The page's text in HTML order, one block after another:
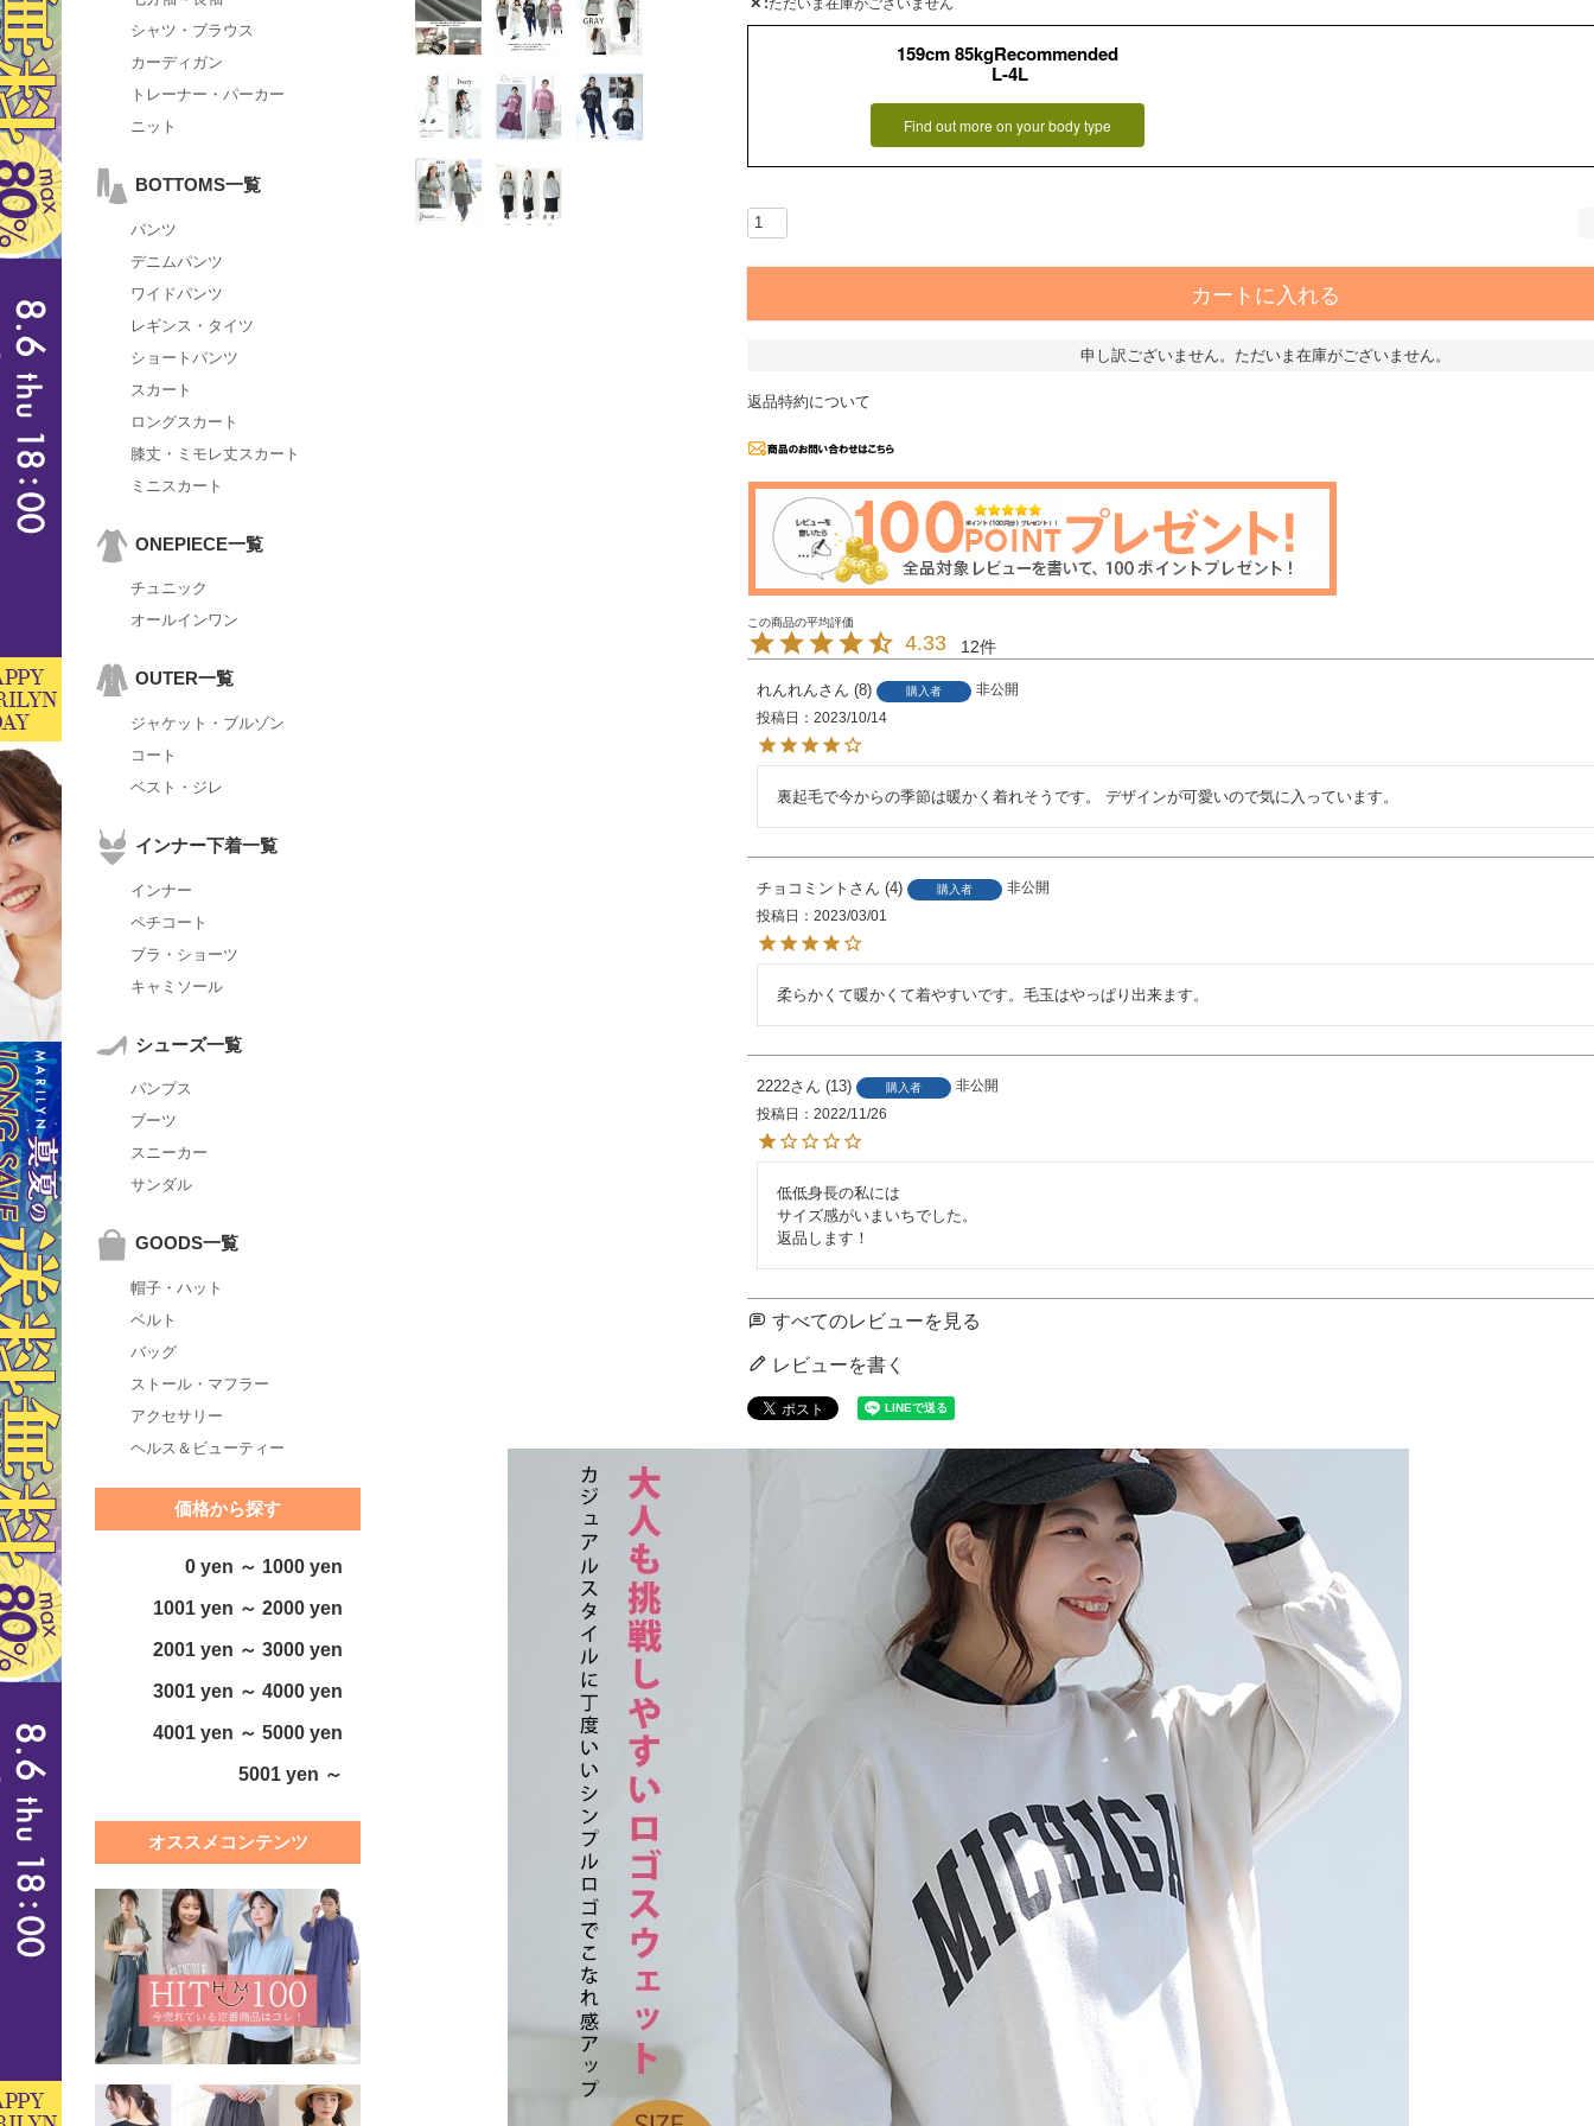
シャツ・ブラウス
カーディガン
トレーナー・パーカー
ニット
BOTTOMS一覧
パンツ
デニムパンツ
ワイドパンツ
レギンス・タイツ
ショートパンツ
スカート
ロングスカート
膝丈・ミモレ丈スカート
ミニスカート
ONEPIECE一覧
チュニック
オールインワン
OUTER一覧
ジャケット・ブルゾン
コート
ベスト・ジレ
インナー下着一覧
インナー
ペチコート
ブラ・ショーツ
キャミソール
シューズ一覧
パンプス
ブーツ
スニーカー
サンダル
GOODS一覧
帽子・ハット
ベルト
バッグ
ストール・マフラー
アクセサリー
ヘルス＆ビューティー
価格から探す
0 yen ～ 1000 yen
1001 yen ～ 2000 yen
2001 yen ～ 3000 yen
3001 yen ～ 4000 yen
4001 yen ～ 5000 yen
5001 yen ～
オススメコンテンツ
✕ ただいま在庫がございません
159cm 85kgRecommended
L-4L
Find out more on your body type
カートに入れる
申し訳ございません。ただいま在庫がございません。
返品特約について
4.33 12
れんれん 8 購入者
非公開
投稿日
2023/10/14
裏起毛で今からの季節は暖かく着れそうです。 デザインが可愛いので気に入っています。
チョコミント 4 購入者
非公開
投稿日
2023/03/01
柔らかくて暖かくて着やすいです。毛玉はやっぱり出来ます。
2222 13 購入者
非公開
投稿日
2022/11/26
低低身長の私には
サイズ感がいまいちでした。
返品します！
すべてのレビューを見る
レビューを書く